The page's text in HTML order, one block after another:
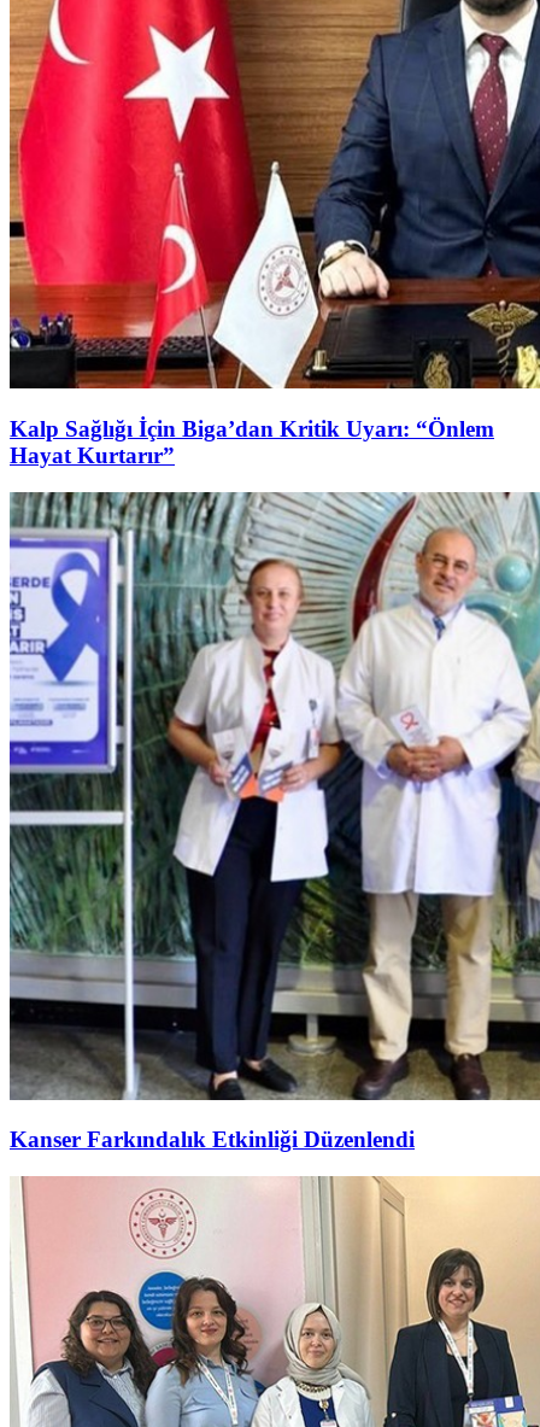
Kalp Sağlığı İçin Biga’dan Kritik Uyarı: “Önlem
Hayat Kurtarır”
Kanser Farkındalık Etkinliği Düzenlendi